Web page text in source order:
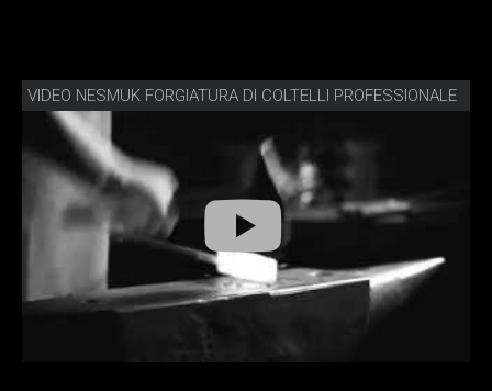
VIDEO NESMUK FORGIATURA DI COLTELLI PROFESSIONALE